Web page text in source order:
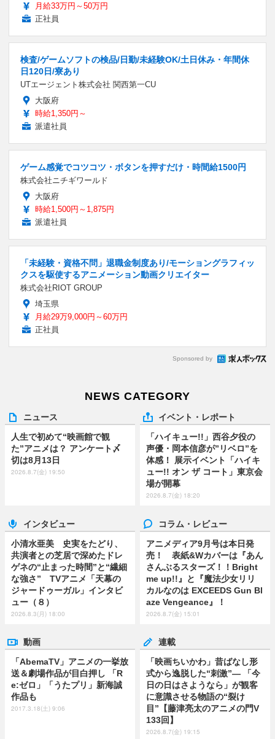
月給33万円～50万円
正社員
検査/ゲームソフトの検品/日勤/未経験OK/土日休み・年間休
日120日/寮あり
UTエージェント株式会社 関西第一CU
大阪府
時給1,350円～
派遣社員
ゲーム感覚でコツコツ・ボタンを押すだけ・時間給1500円
株式会社ニチギワールド
大阪府
時給1,500円～1,875円
派遣社員
「未経験・資格不問」退職金制度あり/モーショングラフィッ
クスを駆使するアニメーション動画クリエイター
株式会社RIOT GROUP
埼玉県
月給29万9,000円～60万円
正社員
Sponsored by
NEWS CATEGORY
ニュース
人生で初めて“映画館で観
た”アニメは？ アンケート〆
切は8月13日
2026.8.7(金) 19:50
イベント・レポート
「ハイキュー!!」西谷夕役の
声優・岡本信彦が”リベロ”を
体感！ 展示イベント「ハイキ
ュー!! オン ザ コート」東京会
場が開幕
2026.8.7(金) 18:20
インタビュー
小清水亜美 史実をたどり、
共演者との芝居で深めたドレ
ゲネの“止まった時間”と“繊細
な強さ” TVアニメ「天幕の
ジャードゥーガル」インタビ
ュー（８）
2026.8.3(月) 18:00
コラム・レビュー
アニメディア9月号は本日発
売！ 表紙&Wカバーは『あん
さんぶるスターズ！！Bright
me up!!』と『魔法少女リリ
カルなのは EXCEEDS Gun Bl
aze Vengeance』！
2026.8.7(金) 15:01
動画
「AbemaTV」アニメの一挙放
送＆劇場作品が目白押し 「R
e:ゼロ」「うたプリ」新海誠
作品も
2017.3.18(土) 9:06
連載
「映画ちいかわ」昔ばなし形
式から逸脱した“刺激”― 「今
日の日はさようなら」が観客
に意識させる物語の“裂け
目”【藤津亮太のアニメの門V
133回】
2026.8.7(金) 19:15